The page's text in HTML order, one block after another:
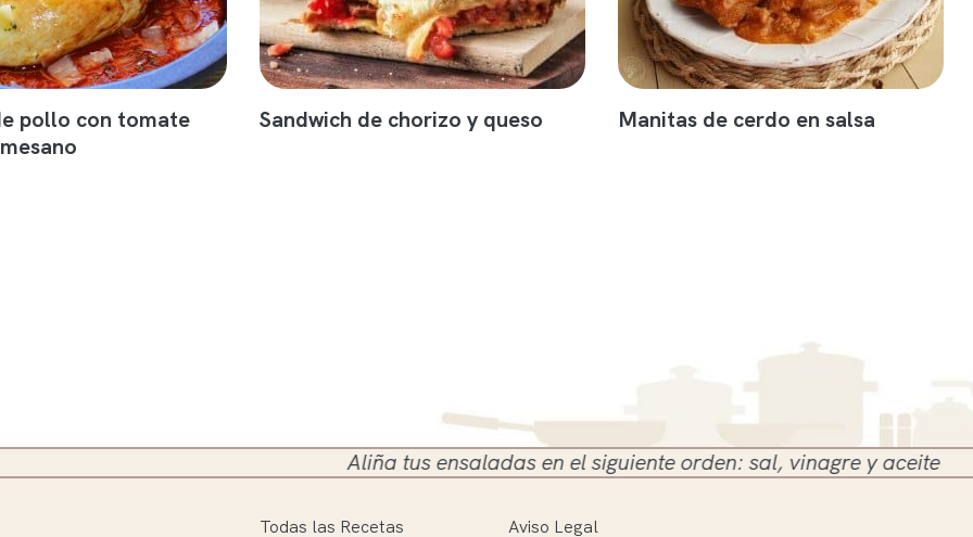
pollo con tomate
Sandwich de chorizo y queso Manitas de cerdo en salsa
Aliña tus ensaladas en el siguiente orden: sal, vinagre y aceite
Todas las Recetas Aviso Legal